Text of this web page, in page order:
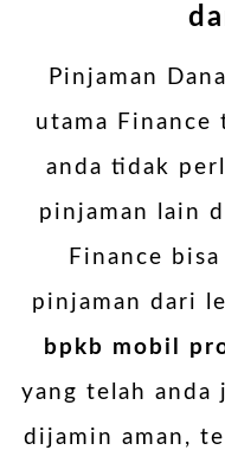
Pinjaman
utama Finance
anda tidak
pinjaman lain
Finance
pinjaman dari
bpkb mobil
yang telah anda
dijamin aman,